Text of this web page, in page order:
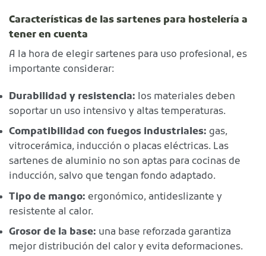
Características de las sartenes para hostelería a
tener en cuenta
A la hora de elegir sartenes para uso profesional, es
importante considerar:
Durabilidad y resistencia: los materiales deben
soportar un uso intensivo y altas temperaturas.
Compatibilidad con fuegos industriales: gas,
vitrocerámica, inducción o placas eléctricas. Las
sartenes de aluminio no son aptas para cocinas de
inducción, salvo que tengan fondo adaptado.
Tipo de mango: ergonómico, antideslizante y
resistente al calor.
Grosor de la base: una base reforzada garantiza
mejor distribución del calor y evita deformaciones.